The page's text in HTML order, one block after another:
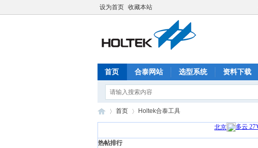
设为首页 收藏本站
首页 合泰网站 选型系统 资料下载
首页 Holtek合泰工具
热帖排行